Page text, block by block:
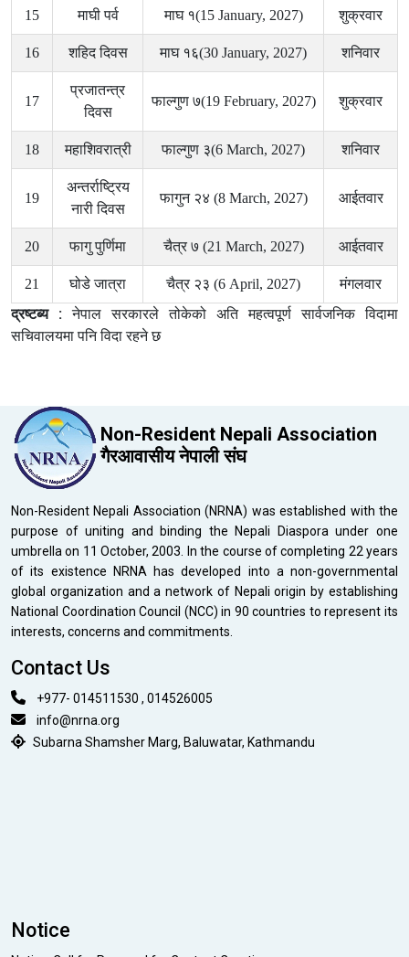
15 माघी पर्व माघ १(15 January, 2027) शुक्रवार
16 शहिद दिवस माघ १६(30 January, 2027) शनिवार
17
प्रजातन्त्र
दिवस
फाल्गुण ७(19 February, 2027) शुक्रवार
18 महाशिवरात्री फाल्गुण ३(6 March, 2027) शनिवार
19
अन्तर्राष्ट्रिय
नारी दिवस
फागुन २४ (8 March, 2027) आईतवार
20 फागु पुर्णिमा चैत्र ७ (21 March, 2027) आईतवार
21 घोडे जात्रा चैत्र २३ (6 April, 2027) मंगलवार
द्रष्टब्य :नेपाल सरकारले तोकेको अति महत्वपूर्ण सार्वजनिक विदामा
सचिवालयमा पनि विदा रहने छ
Non-Resident Nepali Association
गैरआवासीय नेपाली संघ
Non-Resident Nepali Association (NRNA) was established with the
purpose of uniting and binding the Nepali Diaspora under one
umbrella on 11 October, 2003. In the course of completing 22 years
of its existence NRNA has developed into a non-governmental
global organization and a network of Nepali origin by establishing
National Coordination Council (NCC) in 90 countries to represent its
interests, concerns and commitments.
Contact Us
+977- 014511530 , 014526005
info@nrna.org
Subarna Shamsher Marg, Baluwatar, Kathmandu
Notice